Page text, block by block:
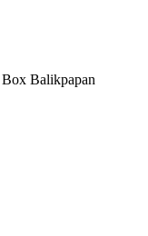
Balikpapan